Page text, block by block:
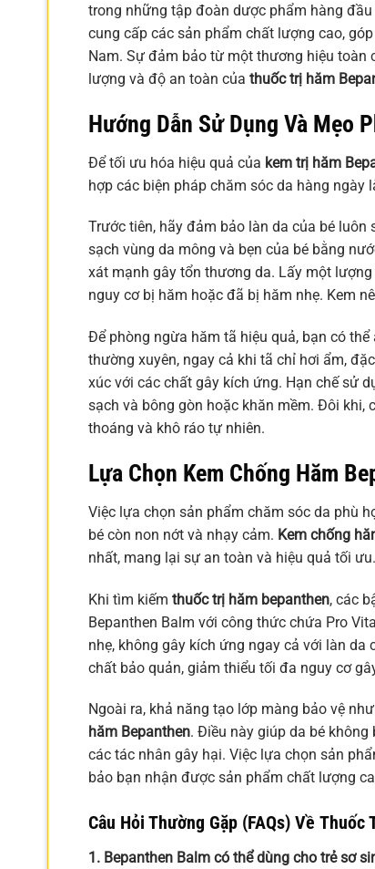
trong những tập đoàn dược phẩm hàng
cung cấp các sản phẩm chất lượng cao,
Nam. Sự đảm bảo từ một thương hiệu toàn
lượng và độ an toàn của thuốc trị hăm
Hướng Dẫn Sử Dụng Và Mẹo
Để tối ưu hóa hiệu quả của kem trị hăm
hợp các biện pháp chăm sóc da hàng ngày
Trước tiên, hãy đảm bảo làn da của bé
sạch vùng da mông và bẹn của bé bằng
xát mạnh gây tổn thương da. Lấy một
nguy cơ bị hăm hoặc đã bị hăm nhẹ. Kem
Để phòng ngừa hăm tã hiệu quả, bạn có
thường xuyên, ngay cả khi tã chỉ hơi ẩm,
xúc với các chất gây kích ứng. Hạn chế sử
sạch và bông gòn hoặc khăn mềm. Đôi khi,
thoáng và khô ráo tự nhiên.
Lựa Chọn Kem Chống Hăm
Việc lựa chọn sản phẩm chăm sóc da phù
bé còn non nớt và nhạy cảm. Kem chống
nhất, mang lại sự an toàn và hiệu quả tối ưu.
Khi tìm kiếm thuốc trị hăm bepanthen, các
Bepanthen Balm với công thức chứa Pro
nhẹ, không gây kích ứng ngay cả với làn
chất bảo quản, giảm thiểu tối đa nguy cơ
Ngoài ra, khả năng tạo lớp màng bảo vệ
hăm Bepanthen. Điều này giúp da bé không
các tác nhân gây hại. Việc lựa chọn sản
bảo bạn nhận được sản phẩm chất lượng
Câu Hỏi Thường Gặp (FAQs) Về Thuốc
1. Bepanthen Balm có thể dùng cho trẻ sơ